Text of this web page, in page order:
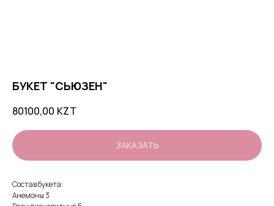
БУКЕТ "СЬЮЗЕН"
80100,00 KZT
ЗАКАЗАТЬ
Состав букета:
Анемоны 3